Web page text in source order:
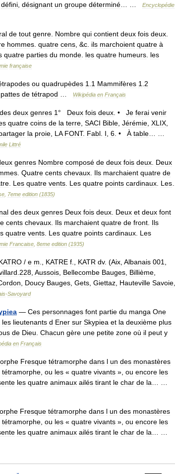
défini désignant un groupe déterminé
Encyclopédie
de tout genre Nombre qui contient deux fois deux
hommes quatre cens , &c ils marchoient quatre à
quatre parties du monde les quatre humeurs les
française
ou quadrupèdes 1 1 Mammifères 1 2
pattes de tétrapod Wikipédia en Français
des deux genres 1 ° Deux fois deux . • Je ferai venir
quatre coins de la terre SACI Bible Jérémie XLIX
la proie LA FONT. Fabl I 6 . • À table
Littré
genres Nombre composé de deux fois deux Deux
Quatre cents chevaux Ils marchaient quatre de
Les quatre vents Les quatre points cardinaux Les
7eme edition (1835)
des deux genres Deux fois deux Deux et deux font
cents chevaux Ils marchaient quatre de front Ils
quatre vents Les quatre points cardinaux Les
Francaise 8eme edition (1935)
/ e m KATRE f KATR dv. (Aix Albanais 001
228 Aussois Bellecombe Bauges Billième
Doucy Bauges Gets Giettaz Hauteville Savoie
-Savoyard
— Ces personnages font partie du manga One
les lieutenants d Ener sur Skypiea et la deuxième plus
de Dieu Chacun gère une petite zone où il peut y
en Français
Fresque tétramorphe dans l un des monastères
tétramorphe ou les « quatre vivants », ou encore les
les quatre animaux ailés tirant le char de la
Fresque tétramorphe dans l un des monastères
tétramorphe ou les « quatre vivants », ou encore les
les quatre animaux ailés tirant le char de la